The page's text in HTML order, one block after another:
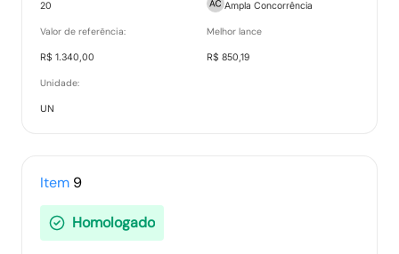
20 Ampla Concorrência
Valor de referência:
R$ 1.340,00
Melhor lance
R$ 850,19
Unidade:
UN
Item 9
Homologado